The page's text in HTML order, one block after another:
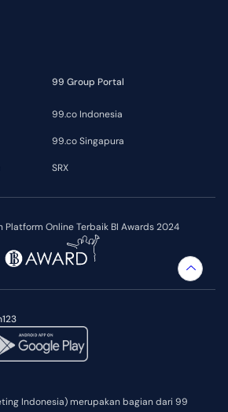
Online Terbaik BI Awards 2024
99 Group Portal
99.co Indonesia
99.co Singapura
SRX
Indonesia) merupakan bagian dari 99